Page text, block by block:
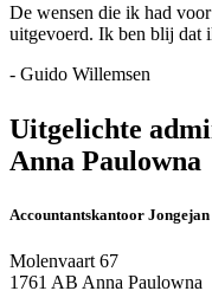
De wensen die ik had
uitgevoerd. Ik ben blij dat
- Guido Willemsen
Uitgelichte
Anna Paulowna
Accountantskantoor Jongejan
Molenvaart 67
1761 AB Anna Paulowna